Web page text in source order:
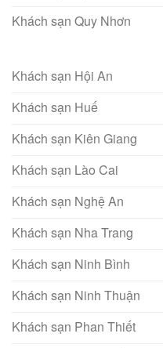
Khách sạn Quy Nhơn
Khách sạn Hội An
Khách sạn Huế
Khách sạn Kiên Giang
Khách sạn Lào Cai
Khách sạn Nghệ An
Khách sạn Nha Trang
Khách sạn Ninh Bình
Khách sạn Ninh Thuận
Khách sạn Phan Thiết